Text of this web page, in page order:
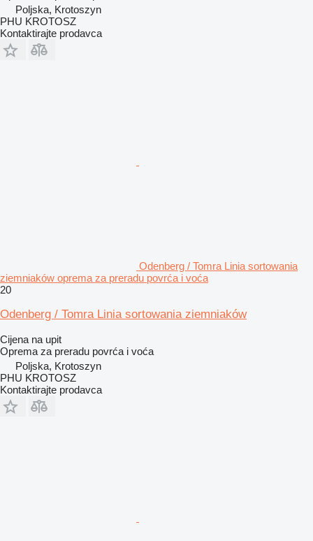
Poljska, Krotoszyn
PHU KROTOSZ
Kontaktirajte prodavca
Odenberg / Tomra Linia sortowania
ziemniaków oprema za preradu povrća i voća
20
Odenberg / Tomra Linia sortowania ziemniaków
Cijena na upit
Oprema za preradu povrća i voća
Poljska, Krotoszyn
PHU KROTOSZ
Kontaktirajte prodavca